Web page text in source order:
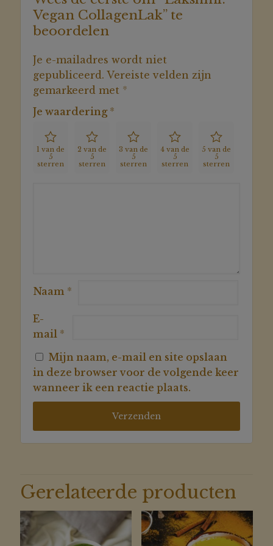
Vegan CollagenLak” te
beoordelen
Je e-mailadres wordt niet
gepubliceerd. Vereiste velden zijn
gemarkeerd met *
Je waardering *
1 van de
5
sterren
2 van de
5
sterren
3 van de
5
sterren
4 van de
5
sterren
5 van de
5
sterren
Naam *
E-
mail *
Mijn naam, e-mail en site opslaan
in deze browser voor de volgende keer
wanneer ik een reactie plaats.
Gerelateerde producten